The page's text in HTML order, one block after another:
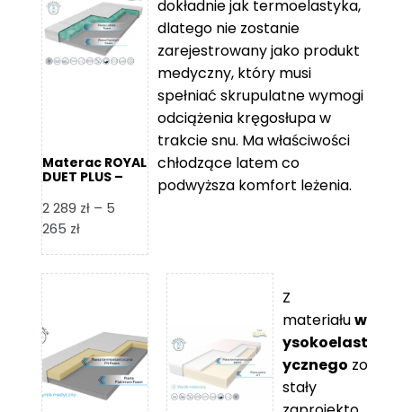
109 zł
5
365 zł
Materac ROYAL
DUET PLUS –
2 289 zł – 5
265 złZakres
od
do
5
265 zł
dokładnie jak termoelastyka,
dlatego nie zostanie
zarejestrowany jako produkt
medyczny, który musi
spełniać skrupulatne wymogi
odciążenia kręgosłupa w
trakcie snu. Ma właściwości
chłodzące latem co
podwyższa komfort leżenia.
Z
materiałuw
ysokoelast
ycznego zo
stały